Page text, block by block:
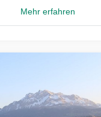
Mehr erfahren